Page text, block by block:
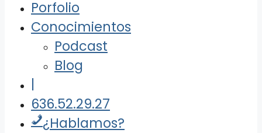
Porfolio
Conocimientos
Podcast
Blog
|
636.52.29.27
¿Hablamos?